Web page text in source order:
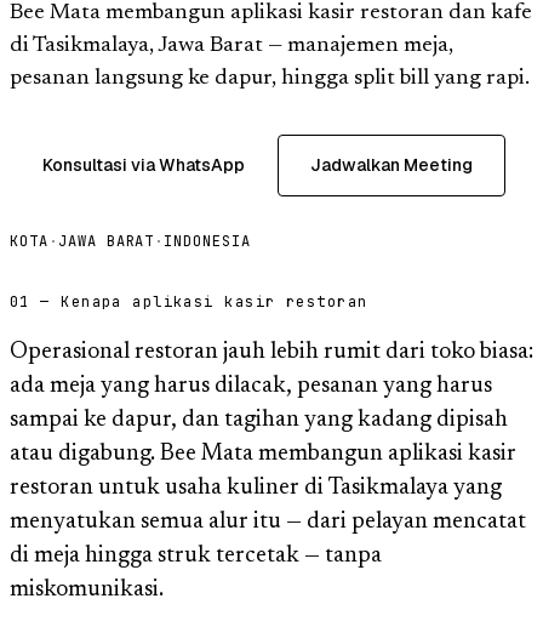
Bee Mata membangun aplikasi kasir restoran dan kafe
di Tasikmalaya, Jawa Barat — manajemen meja,
pesanan langsung ke dapur, hingga split bill yang rapi.
Konsultasi via WhatsApp Jadwalkan Meeting
KOTA · JAWA BARAT · INDONESIA
01 — Kenapa aplikasi kasir restoran
Operasional restoran jauh lebih rumit dari toko biasa:
ada meja yang harus dilacak, pesanan yang harus
sampai ke dapur, dan tagihan yang kadang dipisah
atau digabung. Bee Mata membangun aplikasi kasir
restoran untuk usaha kuliner di Tasikmalaya yang
menyatukan semua alur itu — dari pelayan mencatat
di meja hingga struk tercetak — tanpa
miskomunikasi.